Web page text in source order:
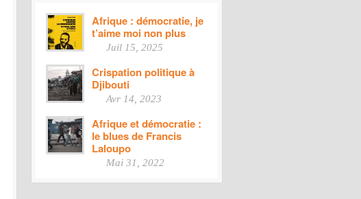
Afrique : démocratie, je
t’aime moi non plus
Juil 15, 2025
Crispation politique à
Djibouti
Avr 14, 2023
Afrique et démocratie :
le blues de Francis
Laloupo
Mai 31, 2022